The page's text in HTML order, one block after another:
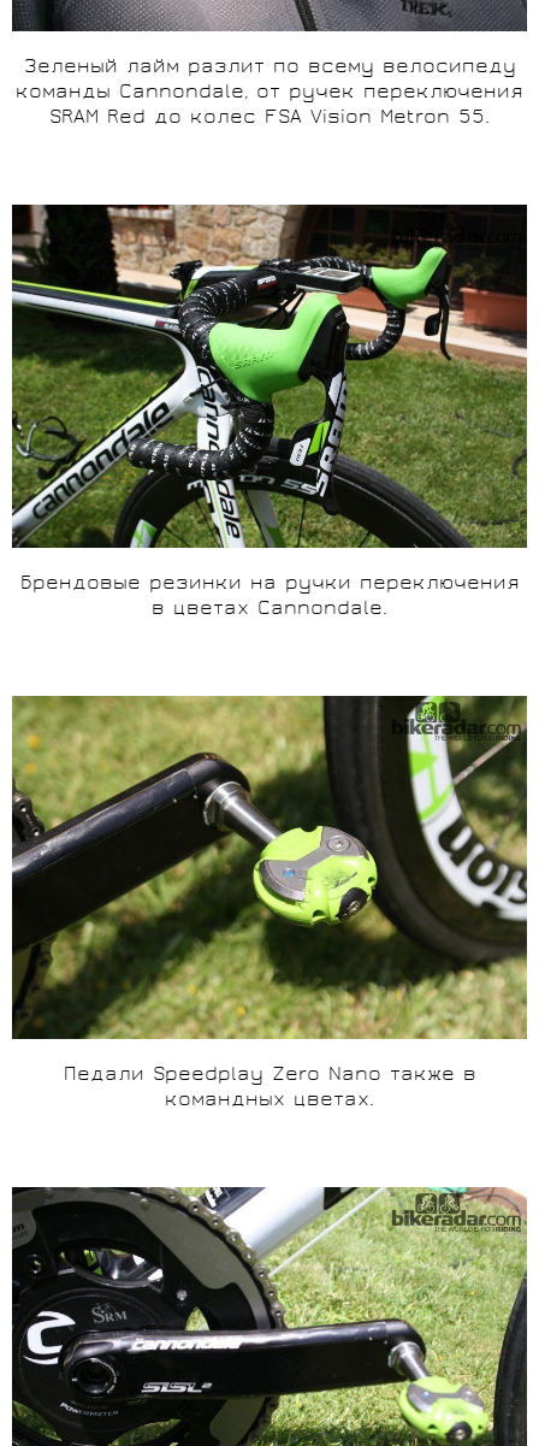
Зеленый лайм разлит по всему велосипеду
команды Cannondale, от ручек переключения
SRAM Red до колес FSA Vision Metron 55.
Брендовые резинки на ручки переключения
в цветах Cannondale.
Педали Speedplay Zero Nano также в
командных цветах.